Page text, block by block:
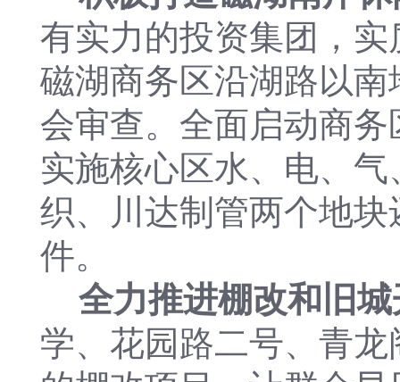
有实力的投资集团，
磁湖商务区沿湖路以
会审查。全面启动商
实施核心区水、电、
织、川达制管两个地
件。
全力推进棚改和旧
学、花园路二号、青